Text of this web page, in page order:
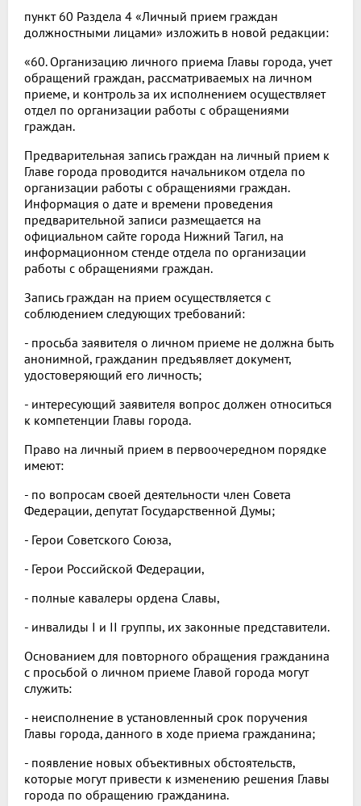
пункт 60 Раздела 4 «Личный прием граждан
должностными лицами» изложить в новой редакции:
«60. Организацию личного приема Главы города, учет
обращений граждан, рассматриваемых на личном
приеме, и контроль за их исполнением осуществляет
отдел по организации работы с обращениями
граждан.
Предварительная запись граждан на личный прием к
Главе города проводится начальником отдела по
организации работы с обращениями граждан.
Информация о дате и времени проведения
предварительной записи размещается на
официальном сайте города Нижний Тагил, на
информационном стенде отдела по организации
работы с обращениями граждан.
Запись граждан на прием осуществляется с
соблюдением следующих требований:
- просьба заявителя о личном приеме не должна быть
анонимной, гражданин предъявляет документ,
удостоверяющий его личность;
- интересующий заявителя вопрос должен относиться
к компетенции Главы города.
Право на личный прием в первоочередном порядке
имеют:
- по вопросам своей деятельности член Совета
Федерации, депутат Государственной Думы;
- Герои Советского Союза,
- Герои Российской Федерации,
- полные кавалеры ордена Славы,
- инвалиды I и II группы, их законные представители.
Основанием для повторного обращения гражданина
с просьбой о личном приеме Главой города могут
служить:
- неисполнение в установленный срок поручения
Главы города, данного в ходе приема гражданина;
- появление новых объективных обстоятельств,
которые могут привести к изменению решения Главы
города по обращению гражданина.